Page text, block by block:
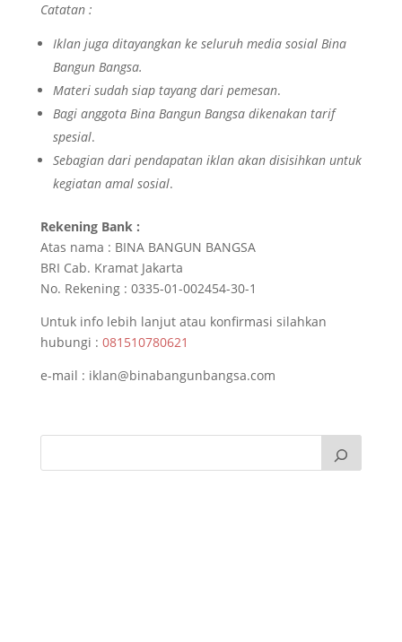
Catatan :
Iklan juga ditayangkan ke seluruh media sosial Bina
Bangun Bangsa.
Materi sudah siap tayang dari pemesan.
Bagi anggota Bina Bangun Bangsa dikenakan tarif
spesial.
Sebagian dari pendapatan iklan akan disisihkan untuk
kegiatan amal sosial.
Rekening Bank :
Atas nama : BINA BANGUN BANGSA
BRI Cab. Kramat Jakarta
No. Rekening : 0335-01-002454-30-1
Untuk info lebih lanjut atau konfirmasi silahkan
hubungi : 081510780621
e-mail : iklan@binabangunbangsa.com